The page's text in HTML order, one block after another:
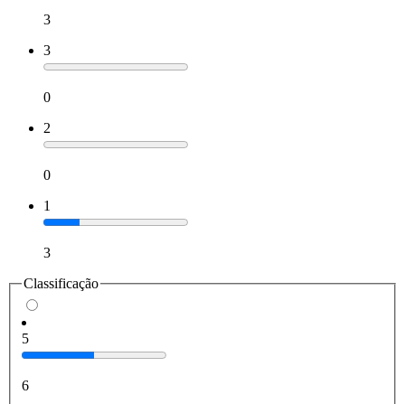
3
3
0
2
0
1
3
Classificação
5
6